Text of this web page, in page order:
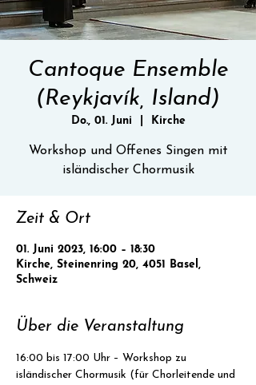
Cantoque Ensemble
(Reykjavík, Island)
Do., 01. Juni Kirche
Workshop und Offenes Singen mit
isländischer Chormusik
Zeit & Ort
01. Juni 2023, 16:00 – 18:30
Kirche, Steinenring 20, 4051 Basel,
Schweiz
Über die Veranstaltung
16:00 bis 17:00 Uhr – Workshop zu
isländischer Chormusik (für Chorleitende und